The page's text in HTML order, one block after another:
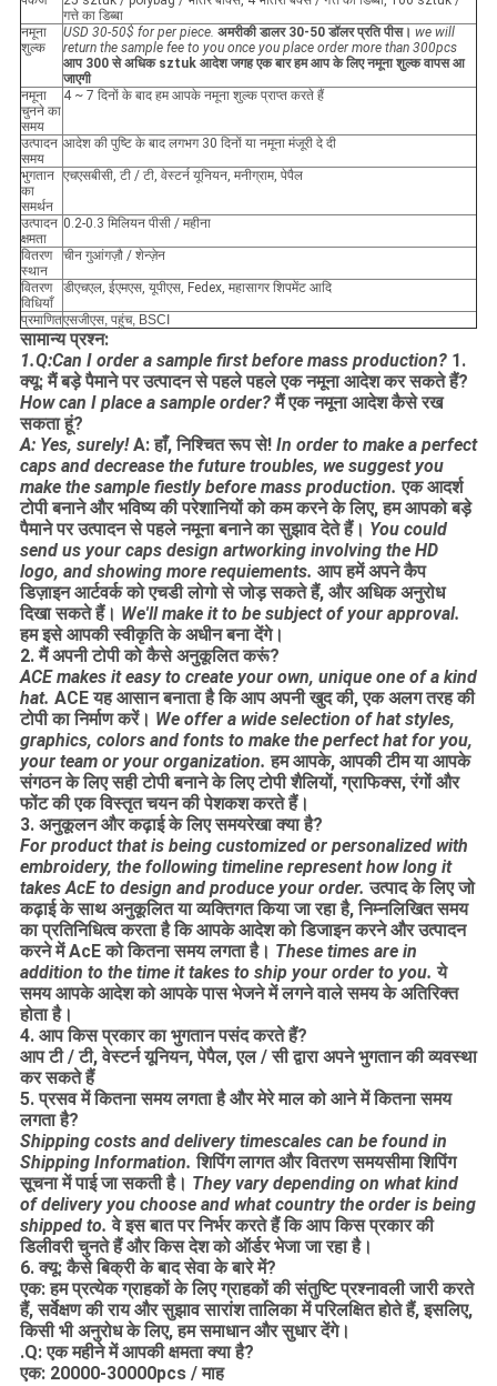
गत्ते का डिब्बा
नमूना
शुल्क
USD 30-50$ for per piece. अमरीकी डालर 30-50 डॉलर प्रति पीस। we will
return the sample fee to you once you place order more than 300pcs
आप 300 से अधिक sztuk आदेश जगह एक बार हम आप के लिए नमूना शुल्क वापस आ
जाएगी
नमूना
चुनने का
समय
4 ~ 7 दिनों के बाद हम आपके नमूना शुल्क प्राप्त करते हैं
उत्पादन
समय
आदेश की पुष्टि के बाद लगभग 30 दिनों या नमूना मंजूरी दे दी
भुगतान
का
समर्थन
एचएसबीसी, टी / टी, वेस्टर्न यूनियन, मनीग्राम, पेपैल
उत्पादन
क्षमता
0.2-0.3 मिलियन पीसी / महीना
वितरण
स्थान
चीन गुआंगज़ौ / शेन्ज़ेन
वितरण
विधियाँ
डीएचएल, ईएमएस, यूपीएस, Fedex, महासागर शिपमेंट आदि
प्रमाणितएसजीएस, पहुंच, BSCI
सामान्य प्रश्न:
1.Q:Can I order a sample first before mass production? 1.
क्यू: मैं बड़े पैमाने पर उत्पादन से पहले पहले एक नमूना आदेश कर सकते हैं?
How can I place a sample order? मैं एक नमूना आदेश कैसे रख
सकता हूं?
A: Yes, surely! A: हाँ, निश्चित रूप से! In order to make a perfect
caps and decrease the future troubles, we suggest you
make the sample fiestly before mass production. एक आदर्श
टोपी बनाने और भविष्य की परेशानियों को कम करने के लिए, हम आपको बड़े
पैमाने पर उत्पादन से पहले नमूना बनाने का सुझाव देते हैं। You could
send us your caps design artworking involving the HD
logo, and showing more requiements. आप हमें अपने कैप
डिज़ाइन आर्टवर्क को एचडी लोगो से जोड़ सकते हैं, और अधिक अनुरोध
दिखा सकते हैं। We'll make it to be subject of your approval.
हम इसे आपकी स्वीकृति के अधीन बना देंगे।
2. मैं अपनी टोपी को कैसे अनुकूलित करूं?
ACE makes it easy to create your own, unique one of a kind
hat. ACE यह आसान बनाता है कि आप अपनी खुद की, एक अलग तरह की
टोपी का निर्माण करें। We offer a wide selection of hat styles,
graphics, colors and fonts to make the perfect hat for you,
your team or your organization. हम आपके, आपकी टीम या आपके
संगठन के लिए सही टोपी बनाने के लिए टोपी शैलियों, ग्राफिक्स, रंगों और
फोंट की एक विस्तृत चयन की पेशकश करते हैं।
3. अनुकूलन और कढ़ाई के लिए समयरेखा क्या है?
For product that is being customized or personalized with
embroidery, the following timeline represent how long it
takes AcE to design and produce your order. उत्पाद के लिए जो
कढ़ाई के साथ अनुकूलित या व्यक्तिगत किया जा रहा है, निम्नलिखित समय
का प्रतिनिधित्व करता है कि आपके आदेश को डिजाइन करने और उत्पादन
करने में AcE को कितना समय लगता है। These times are in
addition to the time it takes to ship your order to you. ये
समय आपके आदेश को आपके पास भेजने में लगने वाले समय के अतिरिक्त
होता है।
4. आप किस प्रकार का भुगतान पसंद करते हैं?
आप टी / टी, वेस्टर्न यूनियन, पेपैल, एल / सी द्वारा अपने भुगतान की व्यवस्था
कर सकते हैं
5. प्रसव में कितना समय लगता है और मेरे माल को आने में कितना समय
लगता है?
Shipping costs and delivery timescales can be found in
Shipping Information. शिपिंग लागत और वितरण समयसीमा शिपिंग
सूचना में पाई जा सकती है। They vary depending on what kind
of delivery you choose and what country the order is being
shipped to. वे इस बात पर निर्भर करते हैं कि आप किस प्रकार की
डिलीवरी चुनते हैं और किस देश को ऑर्डर भेजा जा रहा है।
6. क्यू: कैसे बिक्री के बाद सेवा के बारे में?
एक: हम प्रत्येक ग्राहकों के लिए ग्राहकों की संतुष्टि प्रश्नावली जारी करते
हैं, सर्वेक्षण की राय और सुझाव सारांश तालिका में परिलक्षित होते हैं, इसलिए,
किसी भी अनुरोध के लिए, हम समाधान और सुधार देंगे।
.Q: एक महीने में आपकी क्षमता क्या है?
एक: 20000-30000pcs / माह